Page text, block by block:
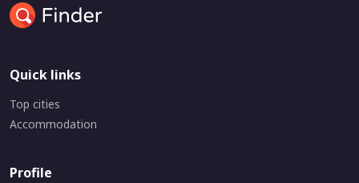
Quick links
Top cities
Accommodation
Profile